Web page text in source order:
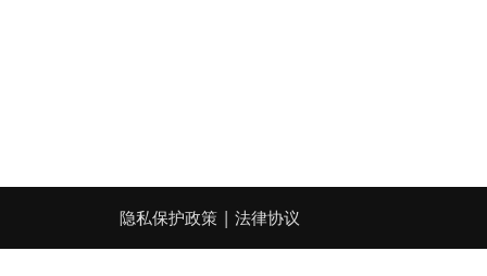
| 法律协议
隐私保护政策